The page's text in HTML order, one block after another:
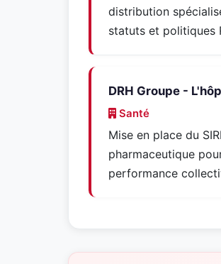
distribution
statuts et politiques
DRH Groupe -
Santé
Mise en place du
pharmaceutique
performance